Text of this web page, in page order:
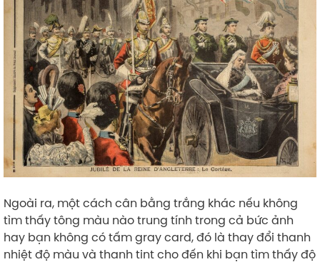
Ngoài ra, một cách cân bằng trắng khác nếu không
tìm thấy tông màu nào trung tính trong cả bức ảnh
hay bạn không có tấm gray card, đó là thay đổi thanh
nhiệt độ màu và thanh tint cho đến khi bạn tìm thấy độ